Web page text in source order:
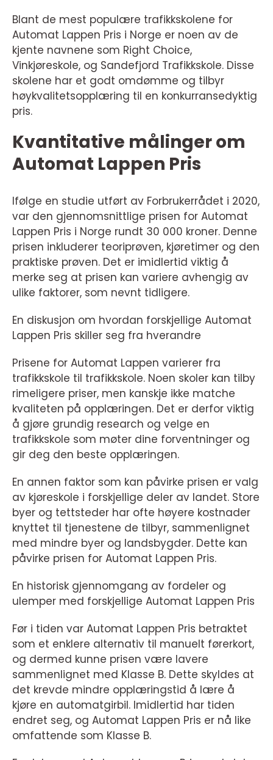
Blant de mest populære trafikkskolene for
Automat Lappen Pris i Norge er noen av de
kjente navnene som Right Choice,
Vinkjøreskole, og Sandefjord Trafikkskole. Disse
skolene har et godt omdømme og tilbyr
høykvalitetsopplæring til en konkurransedyktig
pris.
Kvantitative målinger om
Automat Lappen Pris
Ifølge en studie utført av Forbrukerrådet i 2020,
var den gjennomsnittlige prisen for Automat
Lappen Pris i Norge rundt 30 000 kroner. Denne
prisen inkluderer teoriprøven, kjøretimer og den
praktiske prøven. Det er imidlertid viktig å
merke seg at prisen kan variere avhengig av
ulike faktorer, som nevnt tidligere.
En diskusjon om hvordan forskjellige Automat
Lappen Pris skiller seg fra hverandre
Prisene for Automat Lappen varierer fra
trafikkskole til trafikkskole. Noen skoler kan tilby
rimeligere priser, men kanskje ikke matche
kvaliteten på opplæringen. Det er derfor viktig
å gjøre grundig research og velge en
trafikkskole som møter dine forventninger og
gir deg den beste opplæringen.
En annen faktor som kan påvirke prisen er valg
av kjøreskole i forskjellige deler av landet. Store
byer og tettsteder har ofte høyere kostnader
knyttet til tjenestene de tilbyr, sammenlignet
med mindre byer og landsbygder. Dette kan
påvirke prisen for Automat Lappen Pris.
En historisk gjennomgang av fordeler og
ulemper med forskjellige Automat Lappen Pris
Før i tiden var Automat Lappen Pris betraktet
som et enklere alternativ til manuelt førerkort,
og dermed kunne prisen være lavere
sammenlignet med Klasse B. Dette skyldes at
det krevde mindre opplæringstid å lære å
kjøre en automatgirbil. Imidlertid har tiden
endret seg, og Automat Lappen Pris er nå like
omfattende som Klasse B.